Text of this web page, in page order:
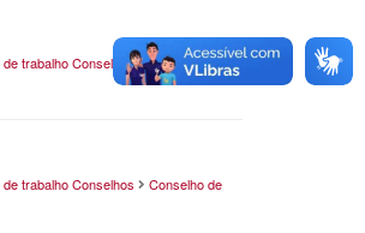
de trabalho Conselhos
Conselho de
de trabalho Conselhos
Conselho de